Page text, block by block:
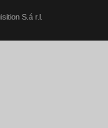
S.á r.l.